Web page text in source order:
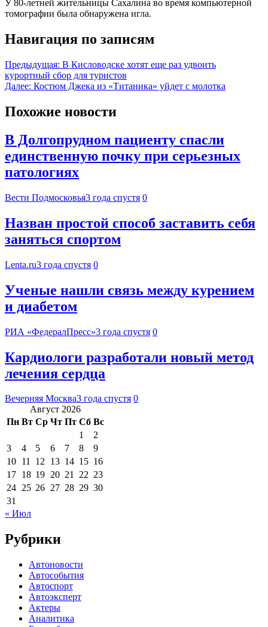
У 80-летней жительницы Сахалина во время компьютерной
томографии была обнаружена игла.
Навигация по записям
Предыдущая: В Кисловодске хотят еще раз удвоить
курортный сбор для туристов
Далее: Костюм Джека из «Титаника» уйдет с молотка
Похожие новости
В Долгопрудном пациенту спасли
единственную почку при серьезных
патологиях
Вести Подмосковья3 года спустя 0
Назван простой способ заставить себя
заняться спортом
Lenta.ru3 года спустя 0
Ученые нашли связь между курением
и диабетом
РИА «ФедералПресс»3 года спустя 0
Кардиологи разработали новый метод
лечения сердца
Вечерняя Москва3 года спустя 0
Август 2026
Пн Вт Ср Чт Пт Сб Вс
1
2
3
4 5 6 7 8
9
10 11 12 13 14 15 16
17 18 19 20 21 22 23
24 25 26 27 28 29 30
31
« Июл
Рубрики
Автоновости
Автособытия
Автоспорт
Автоэксперт
Актеры
Аналитика